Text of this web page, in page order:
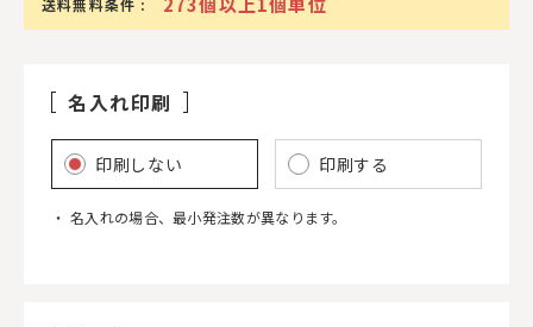
送料無料条件 :
名入れ印刷
印刷しない 印刷する
名入れの場合、最小発注数が異なります。